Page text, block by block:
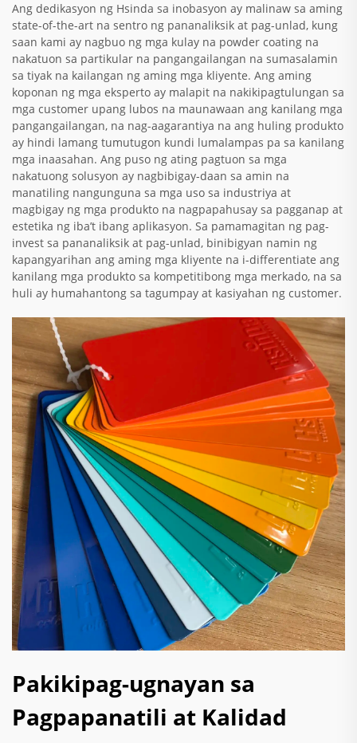
Ang dedikasyon ng Hsinda sa inobasyon ay malinaw sa aming
state-of-the-art na sentro ng pananaliksik at pag-unlad, kung
saan kami ay nagbuo ng mga kulay na powder coating na
nakatuon sa partikular na pangangailangan na sumasalamin
sa tiyak na kailangan ng aming mga kliyente. Ang aming
koponan ng mga eksperto ay malapit na nakikipagtulungan sa
mga customer upang lubos na maunawaan ang kanilang mga
pangangailangan, na nag-aagarantiya na ang huling produkto
ay hindi lamang tumutugon kundi lumalampas pa sa kanilang
mga inaasahan. Ang puso ng ating pagtuon sa mga
nakatuong solusyon ay nagbibigay-daan sa amin na
manatiling nangunguna sa mga uso sa industriya at
magbigay ng mga produkto na nagpapahusay sa pagganap at
estetika ng iba’t ibang aplikasyon. Sa pamamagitan ng pag-
invest sa pananaliksik at pag-unlad, binibigyan namin ng
kapangyarihan ang aming mga kliyente na i-differentiate ang
kanilang mga produkto sa kompetitibong mga merkado, na sa
huli ay humahantong sa tagumpay at kasiyahan ng customer.
Pakikipag-ugnayan sa
Pagpapanatili at Kalidad